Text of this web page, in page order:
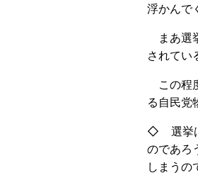
浮かんで
まあ選
されてい
この程
る自民党
◇ 選挙は
のであろ
しまうの